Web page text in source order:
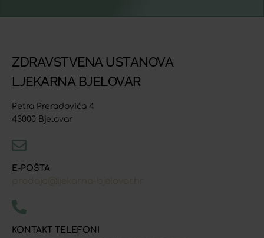
ZDRAVSTVENA USTANOVA
LJEKARNA BJELOVAR
Petra Preradovića 4
43000 Bjelovar
E-POŠTA
KONTAKT TELEFONI